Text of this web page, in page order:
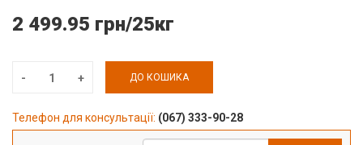
2 499.95 грн/25кг
ДО КОШИКА
Телефон для консультації: (067) 333-90-28